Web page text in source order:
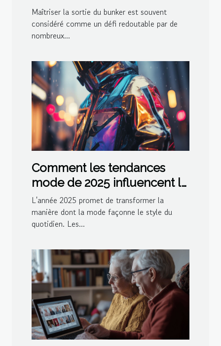
Maîtriser la sortie du bunker est souvent
considéré comme un défi redoutable par de
nombreux...
Comment les tendances
mode de 2025 influencent le
style quotidien
L'année 2025 promet de transformer la
manière dont la mode façonne le style du
quotidien. Les...